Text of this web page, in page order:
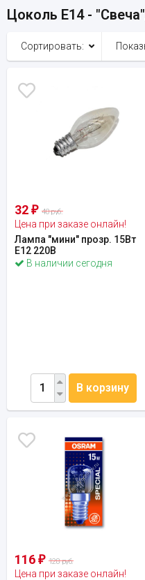
Цоколь E14 -
Сортировать:
32 ₽ 40 руб.
Цена при заказе онлайн!
Лампа "мини" прозр. 15Вт
Е12 220В
В наличии сегодня
В корзину
116 ₽ 128 руб.
Цена при заказе онлайн!